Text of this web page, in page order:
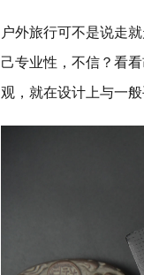
户外旅行可不是说走
己专业性，不信？看
观，就在设计上与一